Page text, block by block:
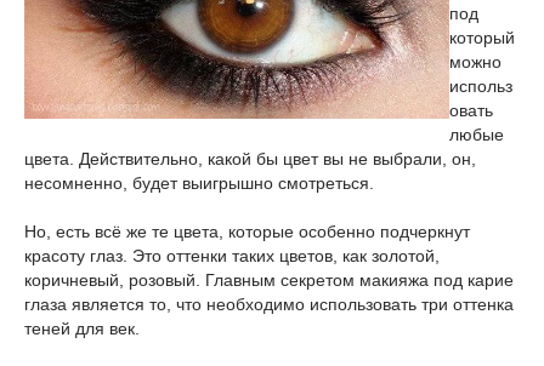
под
который
можно
использ
овать
любые
цвета. Действительно, какой бы цвет вы не выбрали, он,
несомненно, будет выигрышно смотреться.
Но, есть всё же те цвета, которые особенно подчеркнут
красоту глаз. Это оттенки таких цветов, как золотой,
коричневый, розовый. Главным секретом макияжа под карие
глаза является то, что необходимо использовать три оттенка
теней для век.